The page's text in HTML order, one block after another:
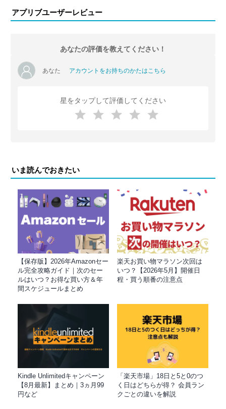
アプリブユーザーレビュー
あなたの評価を教えてください！
あなた アカウントをお持ちのかたはこちら
星をタップして評価してください
いま読んでおきたい
【保存版】2026年Amazonセー
ル完全攻略ガイド｜次のセー
ルはいつ？お得な買い方＆年
間スケジュールまとめ
楽天お買い物マラソン次回は
いつ？【2026年5月】開催日
程・買う順番の注意点
Kindle Unlimitedキャンペーン
【8月最新】まとめ｜3ヵ月99
円など
「楽天市場」18日と5と0のつ
く日はどちらが得？ 会員ラン
クごとの違いを解説